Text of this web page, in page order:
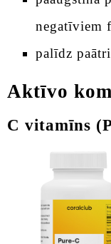
negatīviem
palīdz
Aktīvo
C vitamīns